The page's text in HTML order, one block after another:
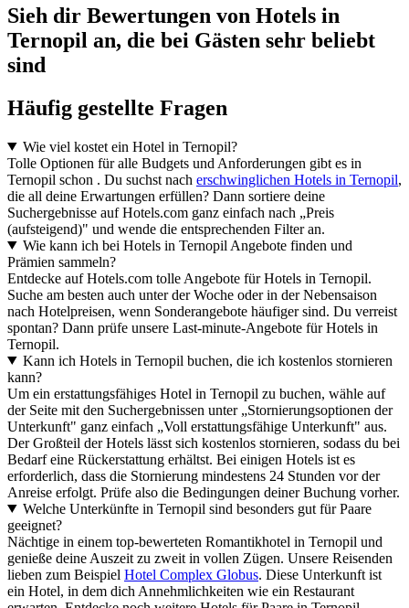
Sieh dir Bewertungen von Hotels in
Ternopil an, die bei Gästen sehr beliebt
sind
Häufig gestellte Fragen
Wie viel kostet ein Hotel in Ternopil?
Tolle Optionen für alle Budgets und Anforderungen gibt es in
Ternopil schon . Du suchst nach erschwinglichen Hotels in Ternopil,
die all deine Erwartungen erfüllen? Dann sortiere deine
Suchergebnisse auf Hotels.com ganz einfach nach „Preis
(aufsteigend)" und wende die entsprechenden Filter an.
Wie kann ich bei Hotels in Ternopil Angebote finden und
Prämien sammeln?
Entdecke auf Hotels.com tolle Angebote für Hotels in Ternopil.
Suche am besten auch unter der Woche oder in der Nebensaison
nach Hotelpreisen, wenn Sonderangebote häufiger sind. Du verreist
spontan? Dann prüfe unsere Last-minute-Angebote für Hotels in
Ternopil.
Kann ich Hotels in Ternopil buchen, die ich kostenlos stornieren
kann?
Um ein erstattungsfähiges Hotel in Ternopil zu buchen, wähle auf
der Seite mit den Suchergebnissen unter „Stornierungsoptionen der
Unterkunft" ganz einfach „Voll erstattungsfähige Unterkunft" aus.
Der Großteil der Hotels lässt sich kostenlos stornieren, sodass du bei
Bedarf eine Rückerstattung erhältst. Bei einigen Hotels ist es
erforderlich, dass die Stornierung mindestens 24 Stunden vor der
Anreise erfolgt. Prüfe also die Bedingungen deiner Buchung vorher.
Welche Unterkünfte in Ternopil sind besonders gut für Paare
geeignet?
Nächtige in einem top-bewerteten Romantikhotel in Ternopil und
genieße deine Auszeit zu zweit in vollen Zügen. Unsere Reisenden
lieben zum Beispiel Hotel Complex Globus. Diese Unterkunft ist
ein Hotel, in dem dich Annehmlichkeiten wie ein Restaurant